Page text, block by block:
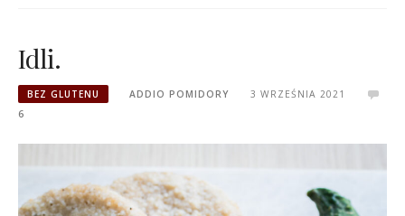
Idli.
BEZ GLUTENU ADDIO POMIDORY
3 WRZEŚNIA 2021
6